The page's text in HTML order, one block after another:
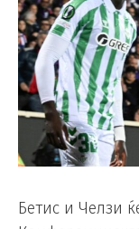
Бетис и Челзи